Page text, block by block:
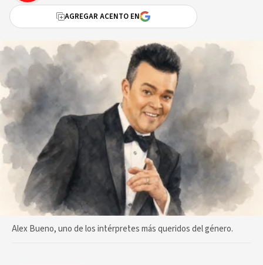
AGREGAR ACENTO EN
Alex Bueno, uno de los intérpretes más queridos del género.